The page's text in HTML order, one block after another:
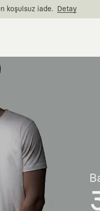
koşulsuz iade. Detay